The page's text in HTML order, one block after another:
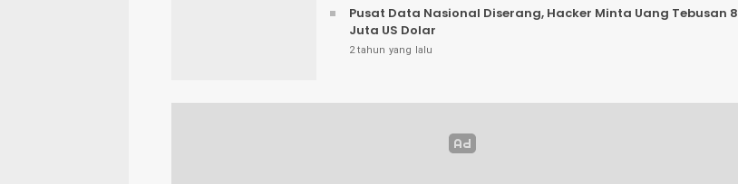
Pusat Data Nasional Diserang, Hacker Minta Uang Tebusan 8
Juta US Dolar
2 tahun yang lalu